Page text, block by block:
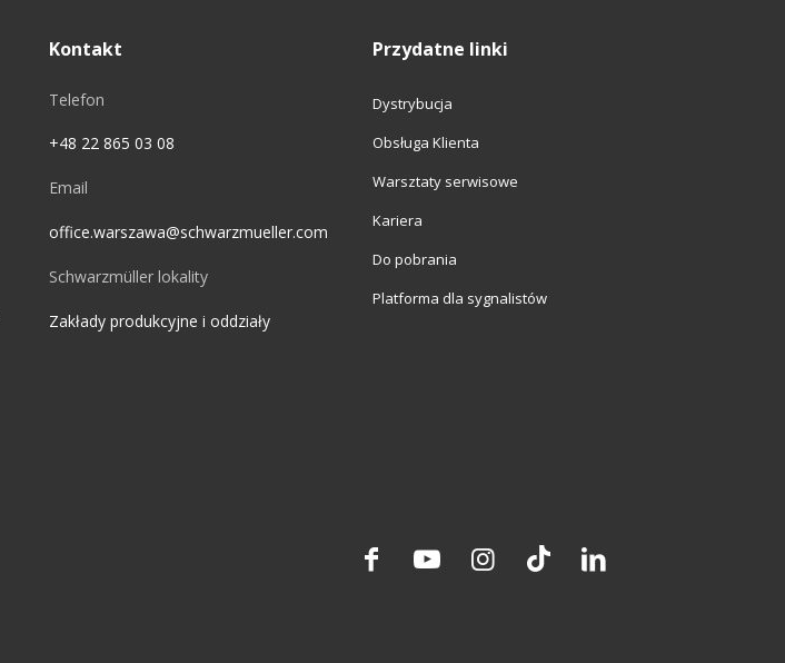
Kontakt
Telefon
+48 22 865 03 08
Email
office.warszawa@schwarzmueller.com
Schwarzmüller lokality
Zakłady produkcyjne i oddziały
Przydatne linki
Dystrybucja
Obsługa Klienta
Warsztaty serwisowe
Kariera
Do pobrania
Platforma dla sygnalistów